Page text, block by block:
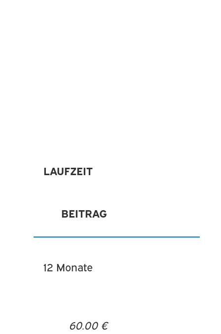
LAUFZEIT
BEITRAG
12 Monate
60.00 €